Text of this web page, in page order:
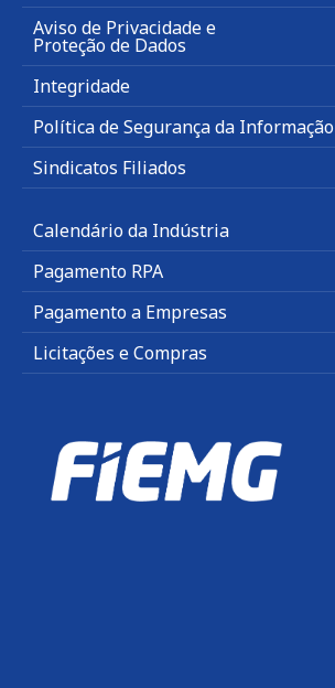
Aviso de Privacidade e
Proteção de Dados
Integridade
Política de Segurança da Informação
Sindicatos Filiados
Calendário da Indústria
Pagamento RPA
Pagamento a Empresas
Licitações e Compras